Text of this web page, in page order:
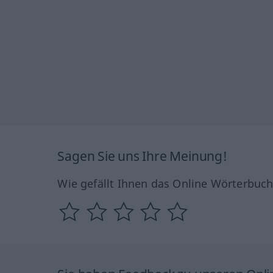
Sagen Sie uns Ihre Meinung!
Wie gefällt Ihnen das Online